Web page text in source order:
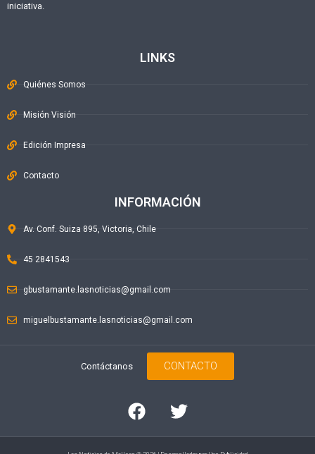
iniciativa.
LINKS
Quiénes Somos
Misión Visión
Edición Impresa
Contacto
INFORMACIÓN
Av. Conf. Suiza 895, Victoria, Chile
45 2841543
gbustamante.lasnoticias@gmail.com
miguelbustamante.lasnoticias@gmail.com
Contáctanos CONTACTO